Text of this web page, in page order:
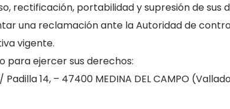
rectificación, portabilidad y supresión de sus
una reclamación ante la Autoridad de
vigente.
para ejercer sus derechos:
14, – 47400 MEDINA DEL CAMPO